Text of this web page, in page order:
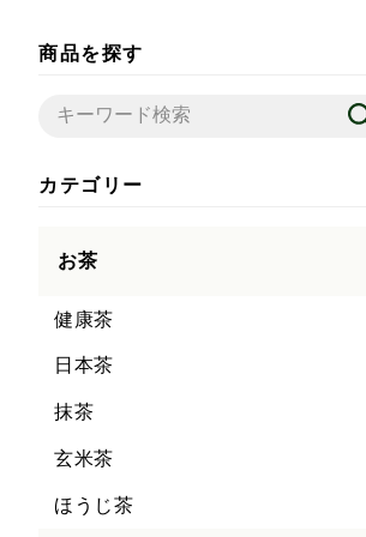
商品を探す
カテゴリー
お茶
健康茶
日本茶
抹茶
玄米茶
ほうじ茶